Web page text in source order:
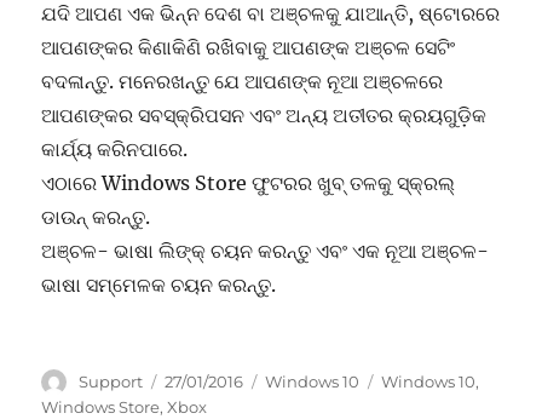
ଯଦି ଆପଣ ଏକ ଭିନ୍ନ ଦେଶ ବା ଅଞ୍ଚଳକୁ ଯାଆନ୍ତି, ଷ୍ଟୋରରେ
ଆପଣଙ୍କର କିଣାକିଣି ରଖିବାକୁ ଆପଣଙ୍କ ଅଞ୍ଚଳ ସେଟିଂ
ବଦଳାନ୍ତୁ. ମନେରଖନ୍ତୁ ଯେ ଆପଣଙ୍କ ନୂଆ ଅଞ୍ଚଳରେ
ଆପଣଙ୍କର ସବସ୍କ୍ରିପସନ ଏବଂ ଅନ୍ୟ ଅତୀତର କ୍ରୟଗୁଡ଼ିକ
କାର୍ଯ୍ୟ କରିନପାରେ.
ଏଠାରେ Windows Store ଫୁଟରର ଖୁବ୍ ତଳକୁ ସ୍କ୍ରଲ୍
ଡାଉନ୍ କରନ୍ତୁ.
ଅଞ୍ଚଳ- ଭାଷା ଲିଙ୍କ୍ ଚୟନ କରନ୍ତୁ ଏବଂ ଏକ ନୂଆ ଅଞ୍ଚଳ-
ଭାଷା ସମ୍ମେଳକ ଚୟନ କରନ୍ତୁ.
Author
Support
Posted
on
27/01/2016 Categories
Windows 10 Tags
Windows 10,
Windows Store,Xbox